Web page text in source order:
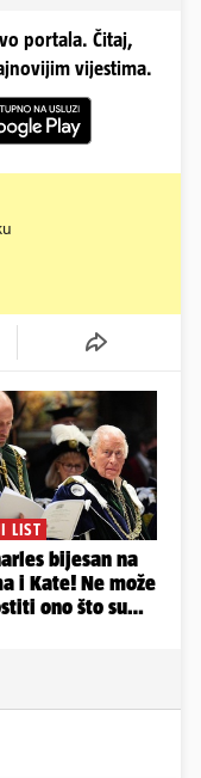
portala. Čitaj,
vijestima.